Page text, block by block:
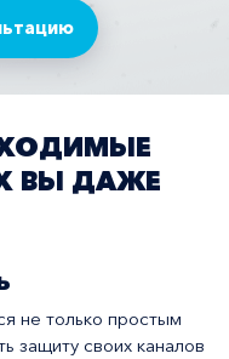
ВЫ ДАЖЕ
не только простым
защиту своих каналов